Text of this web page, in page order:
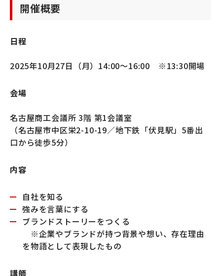
開催概要
日程
2025年10月27日（月）14:00～16:00 ※13:30開場
会場
名古屋商工会議所 3階 第1会議室
（名古屋市中区栄2-10-19／地下鉄「伏見駅」5番出
口から徒歩5分）
内容
自社を知る
強みを言葉にする
ブランドストーリーをつくる
※企業やブランドが持つ背景や想い、存在理由
を物語として表現したもの
講師